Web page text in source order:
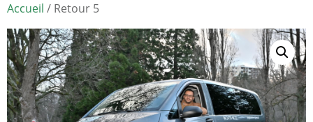
Accueil / Retour 5